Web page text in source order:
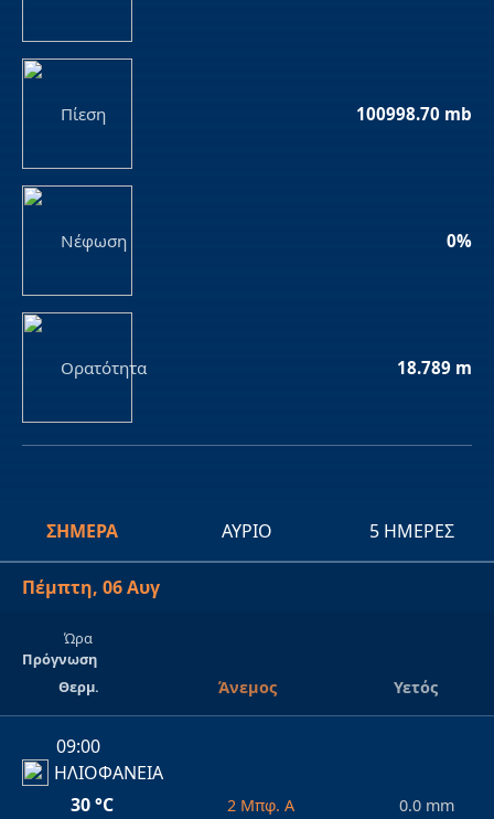
Πίεση 100998.70 mb
Νέφωση 0%
Ορατότητα 18.789 m
ΣΉΜΕΡΑ ΑΎΡΙΟ 5 ΗΜΈΡΕΣ
Πέμπτη, 06 Αυγ
Ώρα
Πρόγνωση
Θερμ.
Άνεμος Υετός
09:00
ΗΛΙΟΦΑΝΕΙΑ
30 °C
2 Μπφ. Α 0.0 mm